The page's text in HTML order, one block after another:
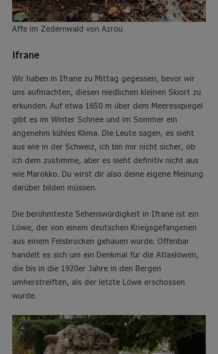
Affe im Zedernwald von Azrou
Ifrane
Wir haben in Ifrane zu Mittag gegessen, bevor wir
uns aufmachten, diesen niedlichen kleinen Skiort zu
erkunden. Auf etwa 1650 m über dem Meeresspiegel
gibt es im Winter Schnee und im Sommer ein
angenehm kühles Klima. Die Leute sagen, es sieht
aus wie in der Schweiz, ich bin mir nicht sicher, ob
ich dem zustimme, aber es sieht definitiv nicht aus
wie Marokko. Du wirst dir also deine eigene Meinung
darüber bilden müssen.
Die berühmteste Sehenswürdigkeit in Ifrane ist ein
Löwe, der von einem deutschen Kriegsgefangenen
aus einem Felsbrocken gehauen wurde. Offenbar
handelt es sich um ein Denkmal für die Atlaslöwen,
die bis in die 1920er Jahre in den Bergen
umherstreiften, als der letzte Löwe erschossen
wurde.